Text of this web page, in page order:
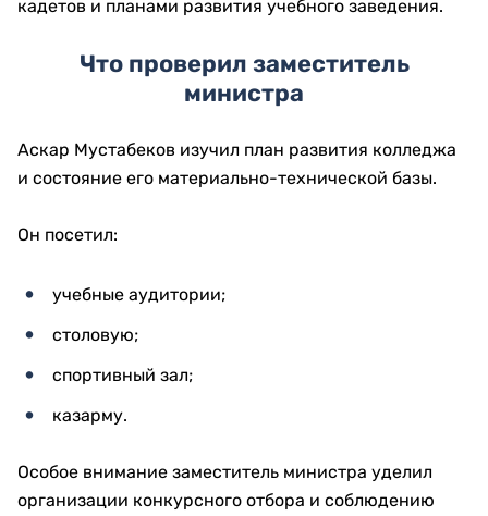
кадетов и планами развития учебного заведения.
Что проверил заместитель
министра
Аскар Мустабеков изучил план развития колледжа
и состояние его материально-технической базы.
Он посетил:
учебные аудитории;
столовую;
спортивный зал;
казарму.
Особое внимание заместитель министра уделил
организации конкурсного отбора и соблюдению